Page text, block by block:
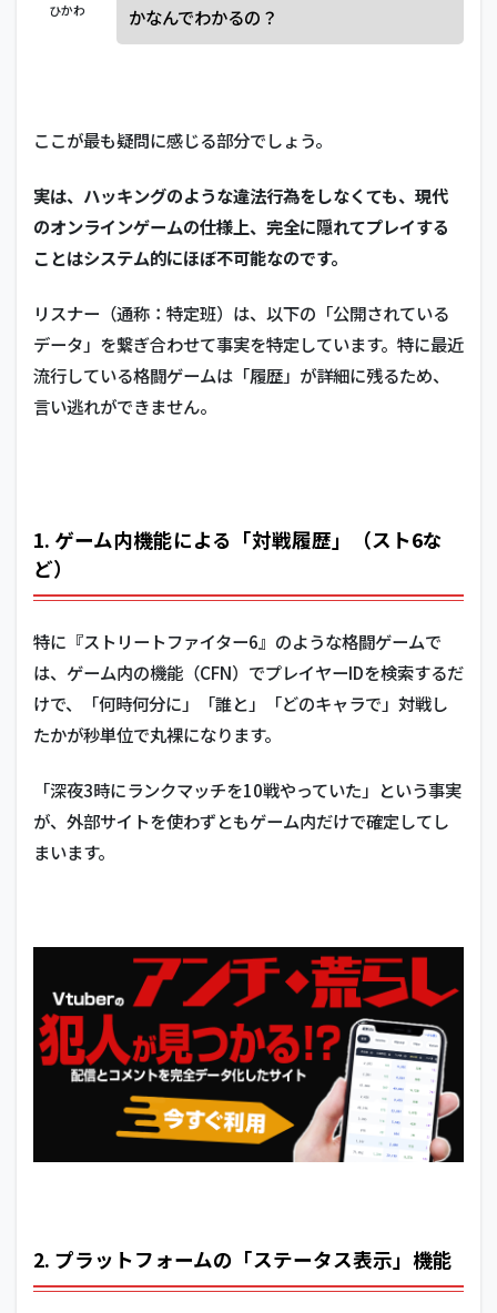
ひかわ
かなんでわかるの？
ここが最も疑問に感じる部分でしょう。
実は、ハッキングのような違法行為をしなくても、現代
のオンラインゲームの仕様上、完全に隠れてプレイする
ことはシステム的にほぼ不可能なのです。
リスナー（通称：特定班）は、以下の「公開されている
データ」を繋ぎ合わせて事実を特定しています。特に最近
流行している格闘ゲームは「履歴」が詳細に残るため、
言い逃れができません。
1. ゲーム内機能による「対戦履歴」（スト6な
ど）
特に『ストリートファイター6』のような格闘ゲームで
は、ゲーム内の機能（CFN）でプレイヤーIDを検索するだ
けで、「何時何分に」「誰と」「どのキャラで」対戦し
たかが秒単位で丸裸になります。
「深夜3時にランクマッチを10戦やっていた」という事実
が、外部サイトを使わずともゲーム内だけで確定してし
まいます。
2. プラットフォームの「ステータス表示」機能